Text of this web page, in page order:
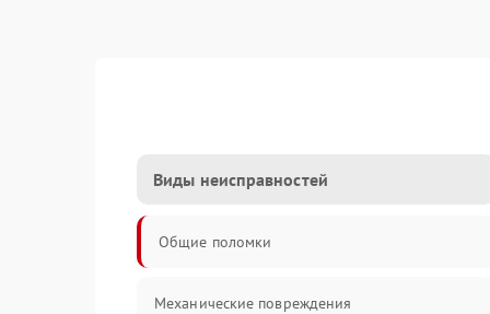
Виды неисправностей
Общие поломки
Механические повреждения